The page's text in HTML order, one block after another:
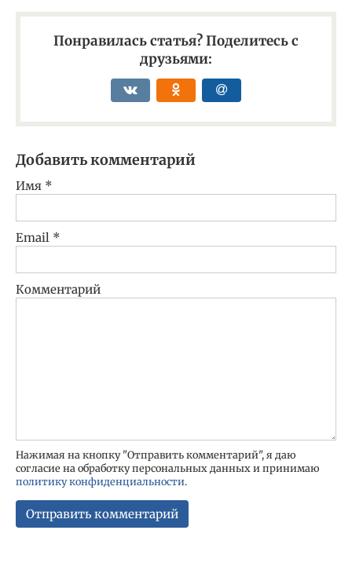
Понравилась статья? Поделитесь с
друзьями:
Добавить комментарий
Имя *
Email *
Комментарий
Нажимая на кнопку "Отправить комментарий", я даю
согласие на обработку персональных данных и принимаю
политику конфиденциальности.